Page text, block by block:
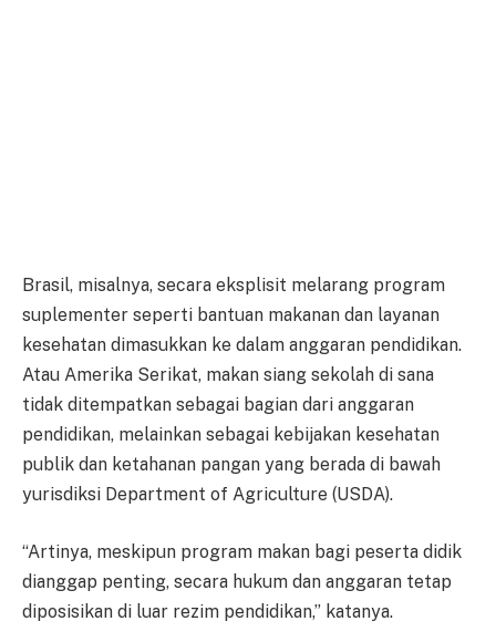
Brasil, misalnya, secara eksplisit melarang program
suplementer seperti bantuan makanan dan layanan
kesehatan dimasukkan ke dalam anggaran pendidikan.
Atau Amerika Serikat, makan siang sekolah di sana
tidak ditempatkan sebagai bagian dari anggaran
pendidikan, melainkan sebagai kebijakan kesehatan
publik dan ketahanan pangan yang berada di bawah
yurisdiksi Department of Agriculture (USDA).
“Artinya, meskipun program makan bagi peserta didik
dianggap penting, secara hukum dan anggaran tetap
diposisikan di luar rezim pendidikan,” katanya.